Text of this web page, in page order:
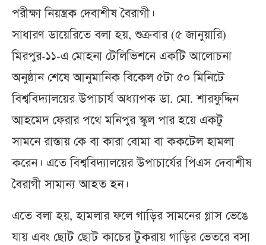
পরীক্ষা নিয়ন্ত্রক দেবাশীষ বৈরাগী।
সাধারণ ডায়েরিতে বলা হয়, শুক্রবার (৫ জানুয়ারি)
মিরপুর-১১-এ মোহনা টেলিভিশনে একটি আলোচনা
অনুষ্ঠান শেষে আনুমানিক বিকেল ৫টা ৫০ মিনিটে
বিশ্ববিদ্যালয়ের উপাচার্য অধ্যাপক ডা. মো. শারফুদ্দিন
আহমেদ ফেরার পথে মনিপুর স্কুল পার হয়ে একটু
সামনে রাস্তায় কে বা কারা বোমা বা ককটেল হামলা
করেন। এতে বিশ্ববিদ্যালয়ের উপাচার্যের পিএস দেবাশীষ
বৈরাগী সামান্য আহত হন।
এতে বলা হয়, হামলার ফলে গাড়ির সামনের গ্লাস ভেঙে
যায় এবং ছোট ছোট কাচের টুকরায় গাড়ির ভেতরে বসা